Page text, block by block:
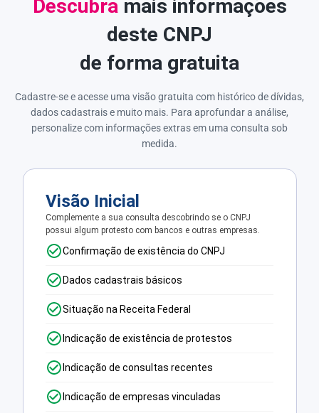
Descubra mais informações
deste CNPJ
de forma gratuita
Cadastre-se e acesse uma visão gratuita com histórico de dívidas,
dados cadastrais e muito mais. Para aprofundar a análise,
personalize com informações extras em uma consulta sob
medida.
Visão Inicial
Complemente a sua consulta descobrindo se o CNPJ
possui algum protesto com bancos e outras empresas.
Confirmação de existência do CNPJ
Dados cadastrais básicos
Situação na Receita Federal
Indicação de existência de protestos
Indicação de consultas recentes
Indicação de empresas vinculadas